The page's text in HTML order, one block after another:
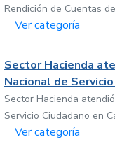
Rendición de Cuentas
Ver categoría
Sector Hacienda
Nacional de
Sector Hacienda
Servicio Ciudadano en
Ver categoría